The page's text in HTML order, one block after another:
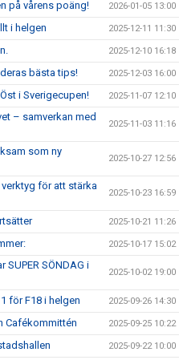
på vårens poäng! 2026-01-05 13:00
i helgen 2025-12-11 11:30
2025-12-10 16:18
bästa tips! 2025-12-03 16:00
i Sverigecupen! 2025-11-07 12:10
– samverkan med
2025-11-03 11:16
som ny
2025-10-27 12:56
för att stärka
2025-10-23 16:59
2025-10-21 11:26
2025-10-17 15:02
SUPER SÖNDAG i
2025-10-02 19:00
för F18 i helgen 2025-09-26 14:30
Cafékommittén 2025-09-25 10:22
2025-09-22 10:00